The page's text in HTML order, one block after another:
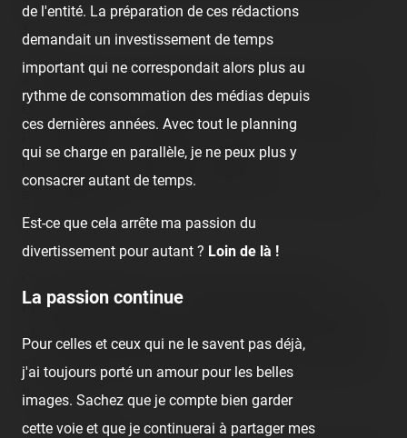
les tout petits.
Piermée, qui dispose d'un agréable pilotage manuel pour
un cycle plutôt généreux, mais qui reste moins intense
que l'ancien Wittig. Remerciements particuliers au pilote
pour l'accueil !
de l'entité. La préparation de ces rédactions
demandait un investissement de temps
important qui ne correspondait alors plus au
rythme de consommation des médias depuis
ces dernières années. Avec tout le planning
qui se charge en parallèle, je ne peux plus y
consacrer autant de temps.
Est-ce que cela arrête ma passion du
divertissement pour autant ? Loin de là !
La passion continue
Pour celles et ceux qui ne le savent pas déjà,
j'ai toujours porté un amour pour les belles
images. Sachez que je compte bien garder
cette voie et que je continuerai à partager mes